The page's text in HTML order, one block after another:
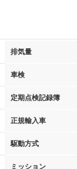
排気量
車検
定期点検記録簿
正規輸入車
駆動方式
ミッション